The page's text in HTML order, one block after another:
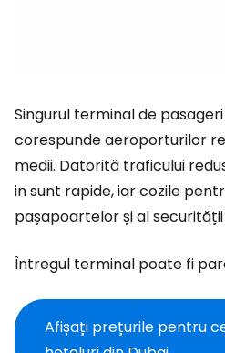
Singurul terminal de
corespunde aeroporturilor
medii. Datorită traficului
in sunt rapide, iar cozile
pașapoartelor și al
Întregul terminal poate fi
Afișați prețurile pentru